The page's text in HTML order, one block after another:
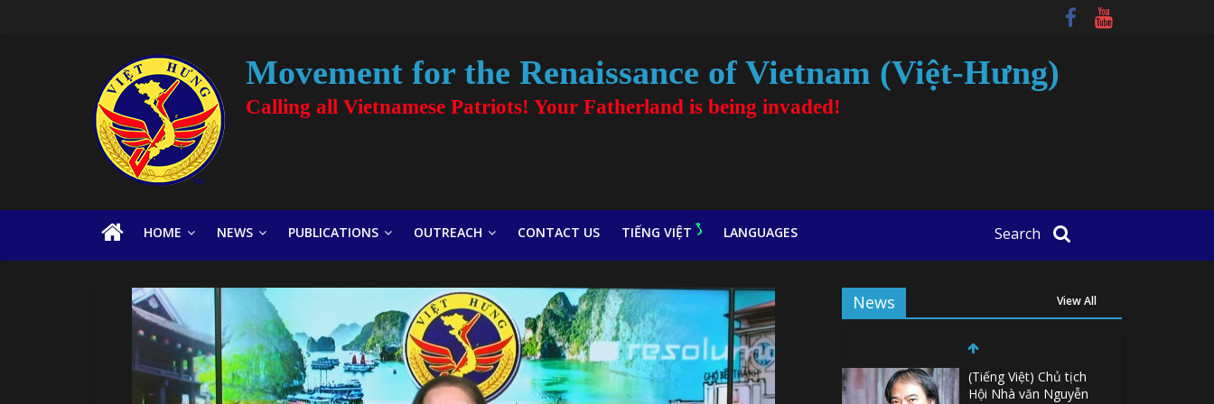
Movement for the Renaissance of Vietnam (Việt-Hưng)
Calling all Vietnamese Patriots! Your Fatherland is being invaded!
HOME NEWS PUBLICATIONS OUTREACH CONTACT US TIẾNG VIỆT LANGUAGES Search
News View All
(Tiếng Việt) Chủ tịch
Hội Nhà văn Nguyễn